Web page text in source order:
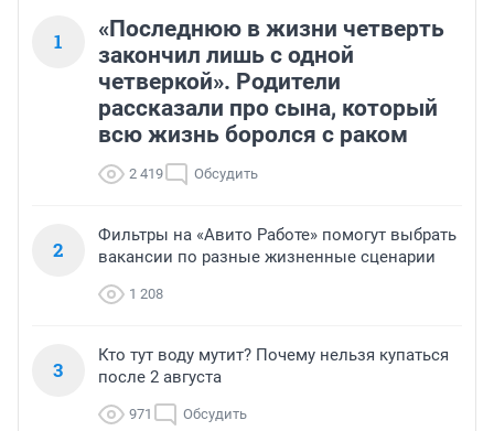
1
«Последнюю в жизни четверть
закончил лишь с одной
четверкой». Родители
рассказали про сына, который
всю жизнь боролся с раком
2 419 Обсудить
2
Фильтры на «Авито Работе» помогут выбрать
вакансии по разные жизненные сценарии
1 208
3
Кто тут воду мутит? Почему нельзя купаться
после 2 августа
971 Обсудить